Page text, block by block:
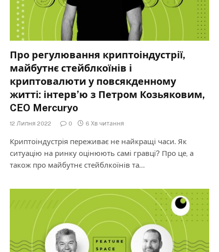
Про регулювання криптоіндустрії,
майбутнє стейблкоїнів і
криптовалюти у повсякденному
житті: інтерв’ю з Петром Козьяковим,
CEO Mercuryo
12 Липня 2022 0 6 Хв читання
Криптоіндустрія переживає не найкращі часи. Як
ситуацію на ринку оцінюють самі гравці? Про це, а
також про майбутнє стейблкоїнів та…